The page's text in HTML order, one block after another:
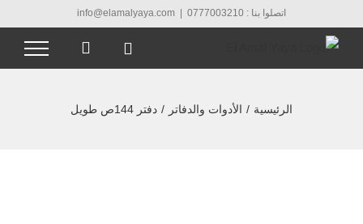
اتصلوا بنا : 0777003210 info@elamalyaya.com
الرئيسية / الأدوات والدفاتر / دفتر 144ص طويل